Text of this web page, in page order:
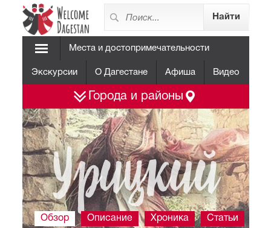
Места и достопримечательности
Экскурсии О Дагестане Афиша Видео
Города и районы
Урицкий
Обзор Описание Хроника Статьи